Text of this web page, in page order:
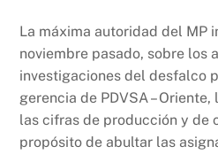
La máxima autoridad del MP
noviembre pasado, sobre los
investigaciones del desfalco
gerencia de PDVSA –
las cifras de producción y de
propósito de abultar las